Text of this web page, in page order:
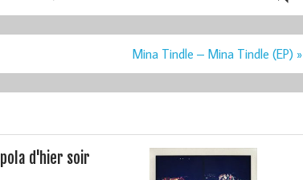
Mina Tindle – Mina Tindle (EP) »
pola d'hier soir